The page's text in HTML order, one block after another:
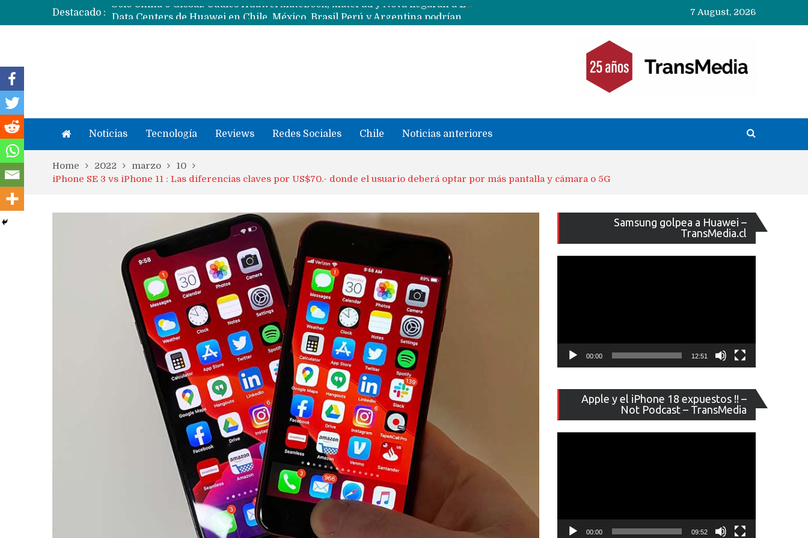
Destacado :
Fabricantes suben precios de teléfonos y ganan más dinero en un mercado donde Xiaomi alerta por no mejorar ventas
7 August, 2026
Noticias Tecnología Reviews Redes Sociales Chile Noticias anteriores
Home 2022 marzo
10
iPhone SE 3 vs iPhone 11 : Las diferencias claves por US$70.- donde el usuario deberá optar por más pantalla y cámara o 5G
Samsung golpea a Huawei –
TransMedia.cl
de
vídeo
00:00 12:51
Apple y el iPhone 18 expuestos !! –
Not Podcast – TransMedia
de
vídeo
00:00 09:52